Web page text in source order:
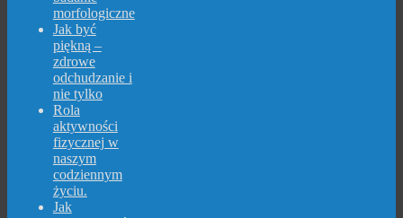
morfologiczne
Jak być
piękną –
zdrowe
odchudzanie i
nie tylko
Rola
aktywności
fizycznej w
naszym
codziennym
życiu.
Jak